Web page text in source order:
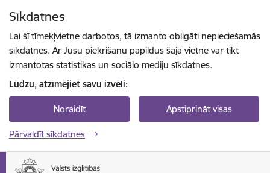
Sīkdatnes
Lai šī tīmekļvietne darbotos, tā izmanto obligāti nepieciešamās
sīkdatnes. Ar Jūsu piekrišanu papildus šajā vietnē var tikt
izmantotas statistikas un sociālo mediju sīkdatnes.
Lūdzu, atzīmējiet savu izvēli:
Noraidīt Apstiprināt visas
Pārvaldīt sīkdatnes